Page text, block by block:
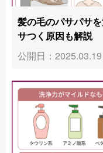
髪の毛のパサパサ
サつく原因も解説
公開日：2025.03.19